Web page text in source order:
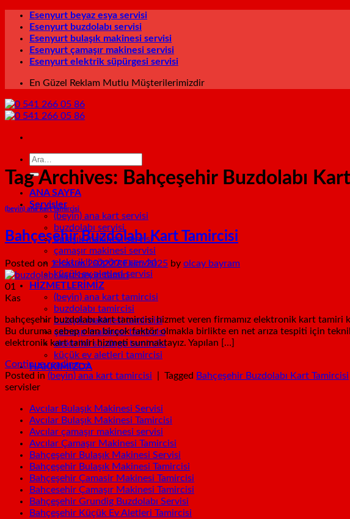
İçeriğeEsenyurt beyaz esya servisi
Esenyurt buzdolabı servisi
Esenyurt bulaşık makinesi servisi
Esenyurt çamaşır makinesi servisi
Esenyurt elektrik süpürgesi servisi
En Güzel Reklam Mutlu Müşterilerimizdir
ANA SAYFA
Servisler
(beyin) ana kart servisi
buzdolabı servisi
bulaşık makinesi servisi
çamaşır makinesi servisi
elektrikli süpürge servisi
küçük ev aletleri servisi
HİZMETLERİMİZ
(beyin) ana kart tamircisi
buzdolabı tamircisi
bulaşık makinesi tamircisi
çamaşır makinesi tamircisi
elektrikli süpürge tamircisi
küçük ev aletleri tamircisi
HAKKIMIZDA
Tag Archives: Bahçeşehir Buzdolabı
(beyin) ana kart tamircisi
Bahçeşehir Buzdolabı Kart Tamircisi
Posted on 1 Kasım 202227 Ekim 2025 by olcay bayram
01
Kas
bahçeşehir buzdolabı kart tamircisi hizmet veren firmamız elektronik kart tamiri
Bu duruma sebep olan birçok faktör olmakla birlikte en net arıza tespiti için
elektronik kart tamiri hizmeti sunmaktayız. Yapılan […]
Continue reading→
Posted in (beyin) ana kart tamircisi Tagged Bahçeşehir Buzdolabı Kart Tamircisi
servisler
Avcılar Bulaşık Makinesi Servisi
Avcılar Bulaşık Makinesi Tamircisi
Avcılar çamaşır makinesi servisi
Avcılar Çamaşır Makinesi Tamircisi
Bahçeşehir Bulaşık Makinesi Servisi
Bahçeşehir Bulaşık Makinesi Tamircisi
Bahçeşehir Çamasir Makinesi Tamircisi
Bahcesehir Çamaşır Makinesi Tamircisi
Bahçeşehir Grundig Buzdolabı Servisi
Bahçeşehir Küçük Ev Aletleri Tamircisi